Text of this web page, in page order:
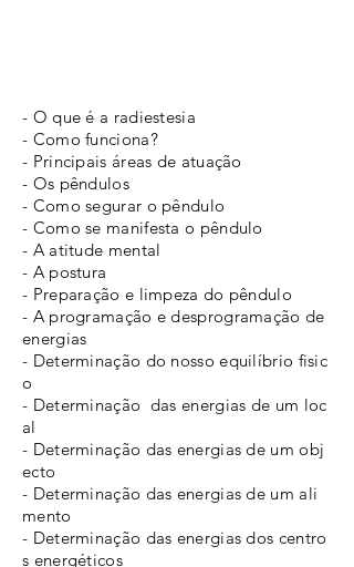
- O que é a radiestesia
- Como funciona?
- Principais áreas de atuação
- Os pêndulos
- Como segurar o pêndulo
- Como se manifesta o pêndulo
- A atitude mental
- A postura
- Preparação e limpeza do pêndulo
- A programação edesprogramação de
energias
- Determinação do nossoequilíbrio fisic
o
- Determinação das energias de um loc
al
- Determinação das energiasde um obj
ecto
- Determinação das energiasde um ali
mento
- Determinação das energiasdos centro
s energéticos